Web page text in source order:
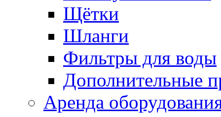
Щётки
Шланги
Фильтры для воды
Дополнительные
Аренда